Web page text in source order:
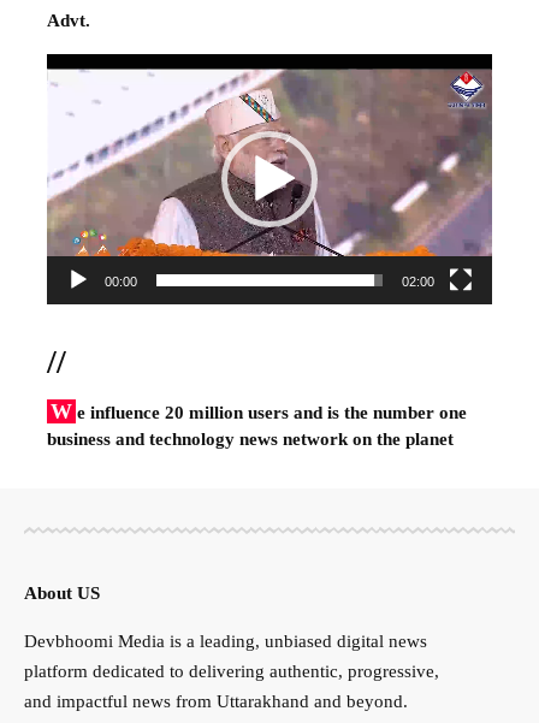
Advt.
Video
00:00 02:00
//
W e influence 20 million users and is the number one
business and technology news network on the planet
About US
Devbhoomi Media is a leading, unbiased digital news
platform dedicated to delivering authentic, progressive,
and impactful news from Uttarakhand and beyond.